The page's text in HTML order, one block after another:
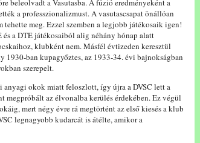
beleolvadt a Vasutasba. A fúzió eredményeként a
a professzionalizmust. A vasutascsapat önállóan
meg. Ezzel szemben a legjobb játékosaik igen!
és a DTE játékosaiból alig néhány hónap alatt
klubként nem. Másfél évtizeden keresztül
1930-ban kupagyőztes, az 1933-34. évi bajnokságban
szerepelt.
anyagi okok miatt feloszlott, így újra a DVSC lett a
megpróbált az élvonalba kerülés érdekében. Ez végül
mert négy évre rá megtörtént az első kiesés a klub
legnagyobb kudarcát is átélte, amikor a